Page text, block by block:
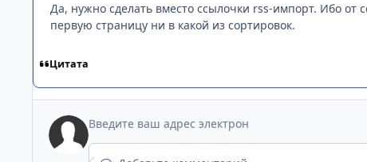
Да, нужно сделать вместо ссылочки rss-импорт. Ибо от
первую страницу ни в какой из сортировок.
Цитата